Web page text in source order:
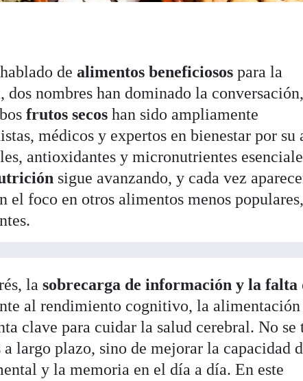
dealimentos beneficiosos para la
nombres han dominado la
frutos secos han sido ampliamente
médicos y expertos en bienestar por su
antioxidantes y micronutrientes
sigue avanzando, y cada vez
el foco en otros alimentos menos
lasobrecarga de información y la falta
al rendimiento cognitivo, la alimentación
clave para cuidar la salud cerebral. No se
largo plazo, sino de mejorar la capacidad
y la memoria en el día a día. En este